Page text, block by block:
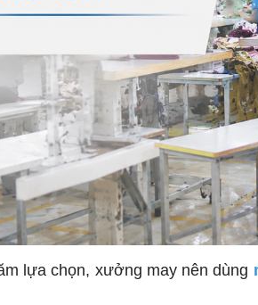
lựa chọn, xưởng may nên dùng